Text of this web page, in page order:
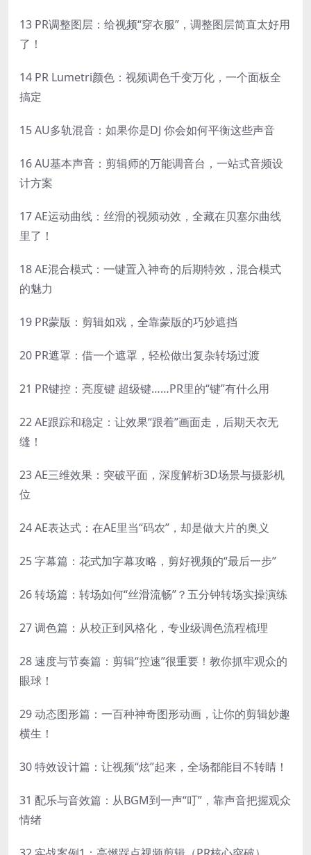
13 PR调整图层：给视频“穿衣服”，调整图层简直太好用
了！
14 PR Lumetri颜色：视频调色千变万化，一个面板全
搞定
15 AU多轨混音：如果你是DJ 你会如何平衡这些声音
16 AU基本声音：剪辑师的万能调音台，一站式音频设
计方案
17 AE运动曲线：丝滑的视频动效，全藏在贝塞尔曲线
里了！
18 AE混合模式：一键置入神奇的后期特效，混合模式
的魅力
19 PR蒙版：剪辑如戏，全靠蒙版的巧妙遮挡
20 PR遮罩：借一个遮罩，轻松做出复杂转场过渡
21 PR键控：亮度键 超级键……PR里的“键”有什么用
22 AE跟踪和稳定：让效果“跟着”画面走，后期天衣无
缝！
23 AE三维效果：突破平面，深度解析3D场景与摄影机
位
24 AE表达式：在AE里当“码农”，却是做大片的奥义
25 字幕篇：花式加字幕攻略，剪好视频的“最后一步”
26 转场篇：转场如何“丝滑流畅”？五分钟转场实操演练
27 调色篇：从校正到风格化，专业级调色流程梳理
28 速度与节奏篇：剪辑“控速”很重要！教你抓牢观众的
眼球！
29 动态图形篇：一百种神奇图形动画，让你的剪辑妙趣
横生！
30 特效设计篇：让视频“炫”起来，全场都能目不转睛！
31 配乐与音效篇：从BGM到一声“叮”，靠声音把握观众
情绪